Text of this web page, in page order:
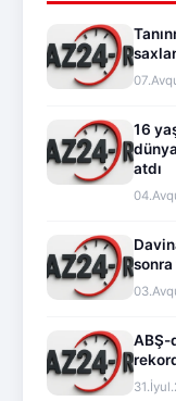
16
atdı
ABŞ-